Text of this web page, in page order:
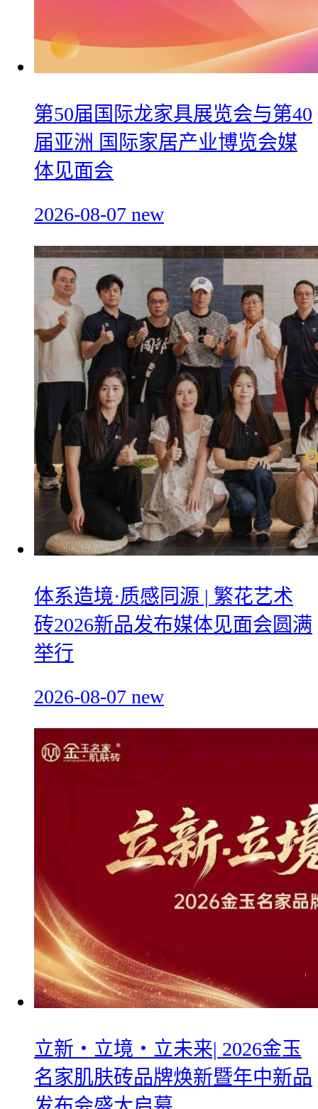
第50届国际龙家具展览会与第40
届亚洲 国际家居产业博览会媒
体见面会
2026-08-07 new
体系造境·质感同源 | 繁花艺术
砖2026新品发布媒体见面会圆满
举行
2026-08-07 new
立新・立境・立未来| 2026金玉
名家肌肤砖品牌焕新暨年中新品